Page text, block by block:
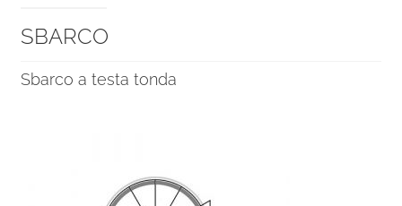
SBARCO
Sbarco a testa tonda